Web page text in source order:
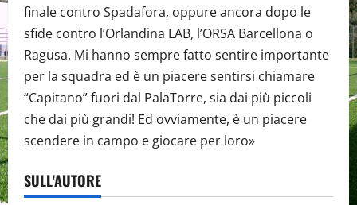
finale contro Spadafora, oppure ancora dopo le
sfide contro l’Orlandina LAB, l’ORSA Barcellona o
Ragusa. Mi hanno sempre fatto sentire importante
per la squadra ed è un piacere sentirsi chiamare
“Capitano” fuori dal PalaTorre, sia dai più piccoli
che dai più grandi! Ed ovviamente, è un piacere
scendere in campo e giocare per loro»
SULL'AUTORE